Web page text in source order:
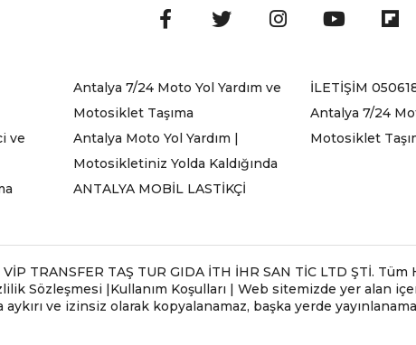
Antalya 7/24 Moto Yol Yardım ve
Motosiklet Taşıma
ve
Antalya Moto Yol Yardım |
Motosikletiniz Yolda Kaldığında
ANTALYA MOBİL LASTİKÇİ
İLETİŞİM
Antalya 7/24
Motosiklet
TRANSFER TAŞ TUR GIDA İTH İHR SAN TİC LTD ŞTİ. Tüm
Sözleşmesi |Kullanım Koşulları | Web sitemizde yer alan
ve izinsiz olarak kopyalanamaz, başka yerde